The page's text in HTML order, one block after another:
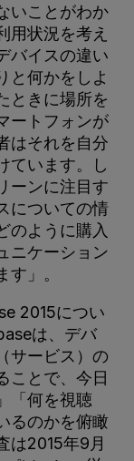
いことがわか
用状況を考え
バイスの違い
と何かをしよ
ときに場所を
ートフォンが
はそれを自分
ています。し
ーンに注目す
についての情
のように購入
ニケーション
」。
2015につい
は、デバ
サービス）の
ことで、今日
「何を視聴
るのかを俯瞰
は2015年9月